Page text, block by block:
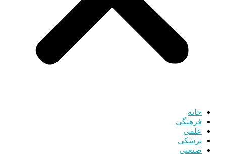
خانه
فرهنگی
علمی
پزشکی
صنعتی